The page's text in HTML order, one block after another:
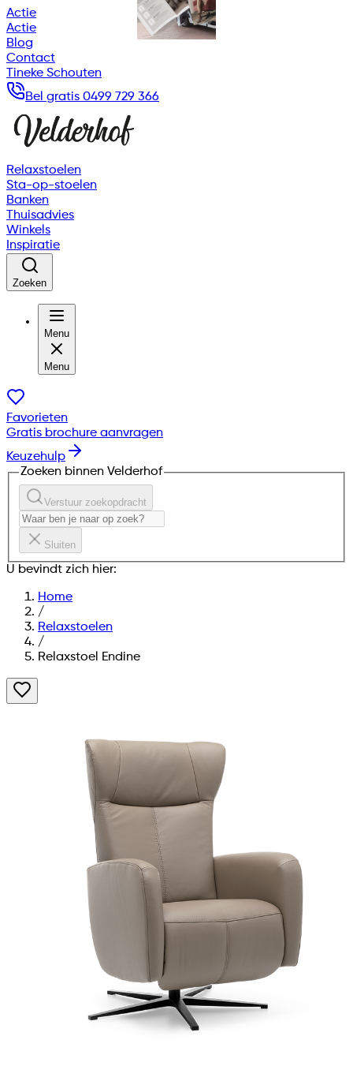
Actie
Actie
Blog
Contact
Tineke Schouten
Bel gratis 0499 729 366
Relaxstoelen
Sta-op-stoelen
Banken
Thuisadvies
Winkels
Inspiratie
Zoeken
Menu
Menu
Favorieten
Gratis brochure aanvragen
Keuzehulp
Zoeken binnen Velderhof
Verstuur zoekopdracht
Sluiten
U bevindt zich hier:
Home
/
Relaxstoelen
/
Relaxstoel Endine